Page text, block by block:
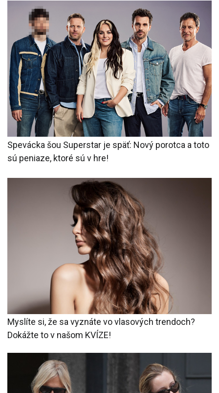
Spevácka šou Superstar je späť: Nový porotca a toto
sú peniaze, ktoré sú v hre!
Myslíte si, že sa vyznáte vo vlasových trendoch?
Dokážte to v našom KVÍZE!